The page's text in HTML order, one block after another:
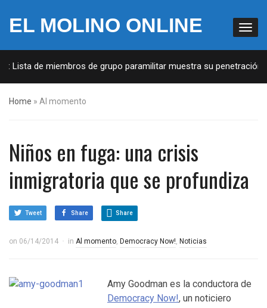
EL MOLINO ONLINE
de miembros de grupo paramilitar muestra su penetración en
Home » Al momento
Niños en fuga: una crisis
inmigratoria que se profundiza
Tweet Share Share
on 06/14/2014 in Al momento, Democracy Now!, Noticias
Amy Goodman es la conductora de
Democracy Now!, un noticiero